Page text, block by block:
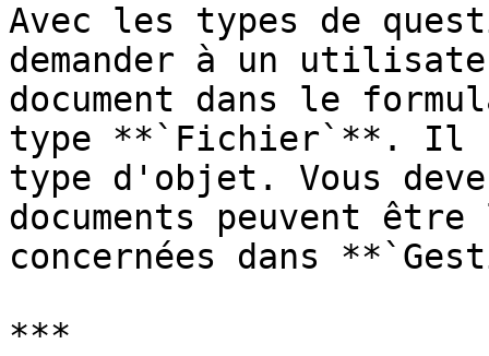
Avec les types de
demander à un
document dans le
type **`Fichier`**. Il
type d'objet. Vous
documents peuvent
concernées dans
***